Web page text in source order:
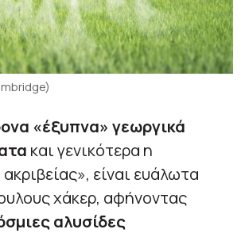
«έξυπνα» γεωργικά
και γενικότερα η
είναι ευάλωτα
χάκερ, αφήνοντας
αλυσίδες